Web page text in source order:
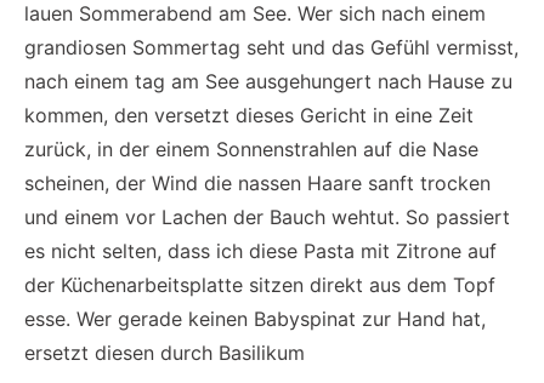
lauen Sommerabend am See. Wer sich nach einem
grandiosen Sommertag seht und das Gefühl vermisst,
nach einem tag am See ausgehungert nach Hause zu
kommen, den versetzt dieses Gericht in eine Zeit
zurück, in der einem Sonnenstrahlen auf die Nase
scheinen, der Wind die nassen Haare sanft trocken
und einem vor Lachen der Bauch wehtut. So passiert
es nicht selten, dass ich diese Pasta mit Zitrone auf
der Küchenarbeitsplatte sitzen direkt aus dem Topf
esse. Wer gerade keinen Babyspinat zur Hand hat,
ersetzt diesen durch Basilikum